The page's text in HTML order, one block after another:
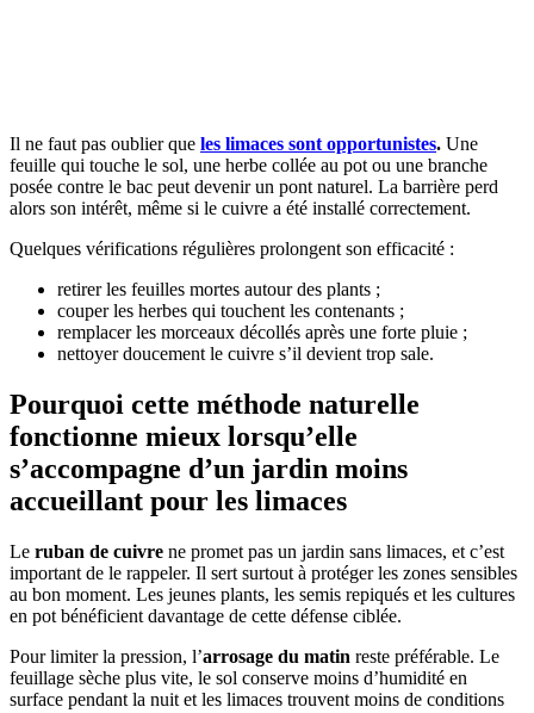
Il ne faut pas oublier que les limaces sont opportunistes. Une
feuille qui touche le sol, une herbe collée au pot ou une branche
posée contre le bac peut devenir un pont naturel. La barrière perd
alors son intérêt, même si le cuivre a été installé correctement.
Quelques vérifications régulières prolongent son efficacité :
retirer les feuilles mortes autour des plants ;
couper les herbes qui touchent les contenants ;
remplacer les morceaux décollés après une forte pluie ;
nettoyer doucement le cuivre s’il devient trop sale.
Pourquoi cette méthode naturelle
fonctionne mieux lorsqu’elle
s’accompagne d’un jardin moins
accueillant pour les limaces
Le ruban de cuivre ne promet pas un jardin sans limaces, et c’est
important de le rappeler. Il sert surtout à protéger les zones sensibles
au bon moment. Les jeunes plants, les semis repiqués et les cultures
en pot bénéficient davantage de cette défense ciblée.
Pour limiter la pression, l’arrosage du matin reste préférable. Le
feuillage sèche plus vite, le sol conserve moins d’humidité en
surface pendant la nuit et les limaces trouvent moins de conditions